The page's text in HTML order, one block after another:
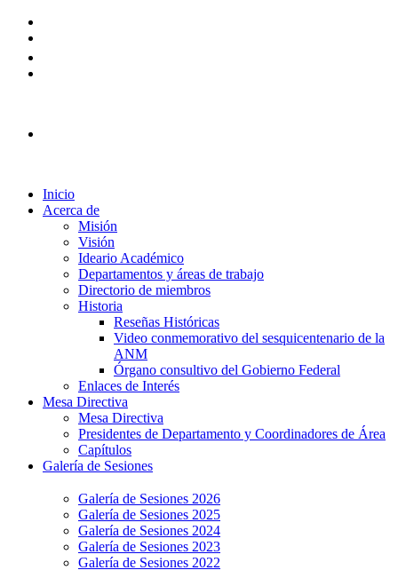
Inicio
Acerca de
Misión
Visión
Ideario Académico
Departamentos y áreas de trabajo
Directorio de miembros
Historia
Reseñas Históricas
Video conmemorativo del sesquicentenario de la
ANM
Órgano consultivo del Gobierno Federal
Enlaces de Interés
Mesa Directiva
Mesa Directiva
Presidentes de Departamento y Coordinadores de Área
Capítulos
Galería de Sesiones
Galería de Sesiones 2026
Galería de Sesiones 2025
Galería de Sesiones 2024
Galería de Sesiones 2023
Galería de Sesiones 2022